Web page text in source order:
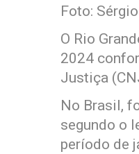
Foto:
O Rio
2024
Justiça
No Brasil,
segundo o
período de